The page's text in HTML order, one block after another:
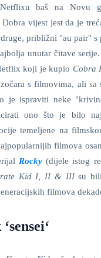
baš na Novu
vijest jest da je
približni "au pair" s
unutar čitave
koji je kupio Cobra
s filmovima, ali sa
je ispraviti neke
ono što je bilo
temeljene na
filmova
Rocky (dijele istog
Kid I, II & IIIsu
filmova